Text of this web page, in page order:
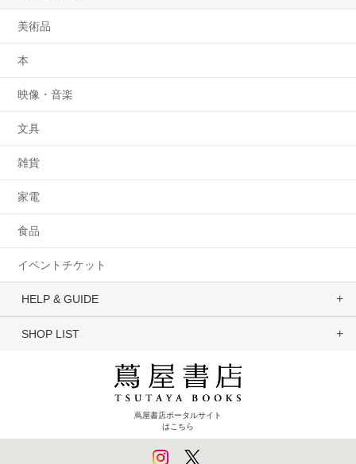
美術品
本
映像・音楽
文具
雑貨
家電
食品
イベントチケット
HELP & GUIDE
SHOP LIST
蔦屋書店ポータルサイト
はこちら